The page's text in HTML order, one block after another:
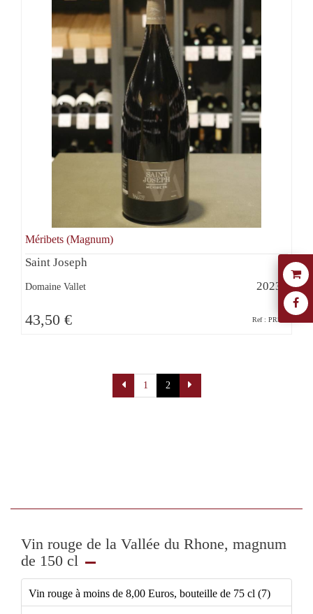
Vin rouge de la Vallée du Rhone, magnum
de 150 cl
Vin rouge à moins de 8,00 Euros, bouteille de 75 cl (7)
Méribets (Magnum)
Saint Joseph
Domaine Vallet 2023
43,50 € Ref : PR582
1 2